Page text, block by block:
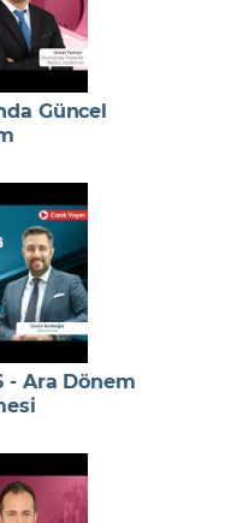
Güncel
- Ara Dönem